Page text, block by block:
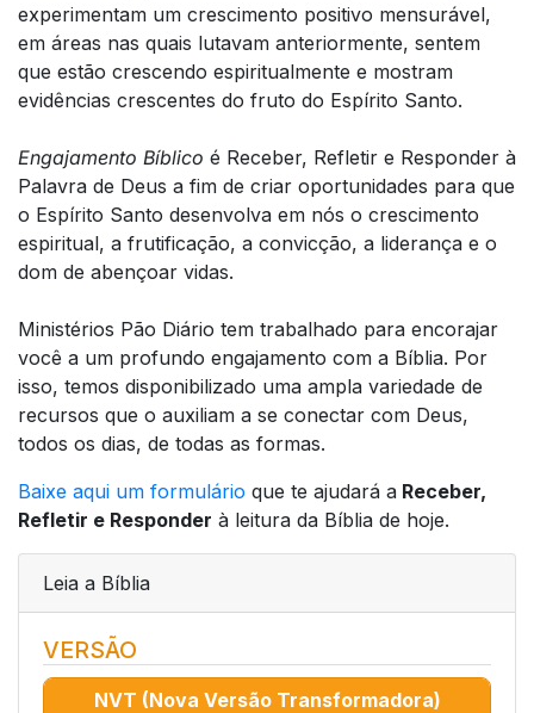
experimentam um crescimento positivo mensurável,
em áreas nas quais lutavam anteriormente, sentem
que estão crescendo espiritualmente e mostram
evidências crescentes do fruto do Espírito Santo.
Engajamento Bíblico é Receber, Refletir e Responder à
Palavra de Deus a fim de criar oportunidades para que
o Espírito Santo desenvolva em nós o crescimento
espiritual, a frutificação, a convicção, a liderança e o
dom de abençoar vidas.
Ministérios Pão Diário tem trabalhado para encorajar
você a um profundo engajamento com a Bíblia. Por
isso, temos disponibilizado uma ampla variedade de
recursos que o auxiliam a se conectar com Deus,
todos os dias, de todas as formas.
Baixe aqui um formulário que te ajudará a Receber,
Refletir e Responder à leitura da Bíblia de hoje.
Leia a Bíblia
VERSÃO
NVT (Nova Versão Transformadora)